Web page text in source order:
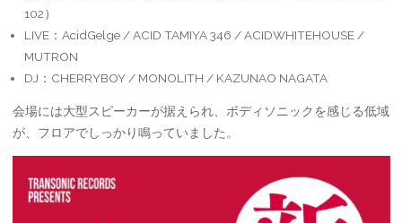
102）
LIVE：AcidGelge / ACID TAMIYA 346 / ACIDWHITEHOUSE /
MUTRON
DJ：CHERRYBOY / MONOLITH / KAZUNAO NAGATA
会場には大型スピーカーが据えられ、ボディソニックを感じる低域
が、フロアでしっかり鳴っていました。